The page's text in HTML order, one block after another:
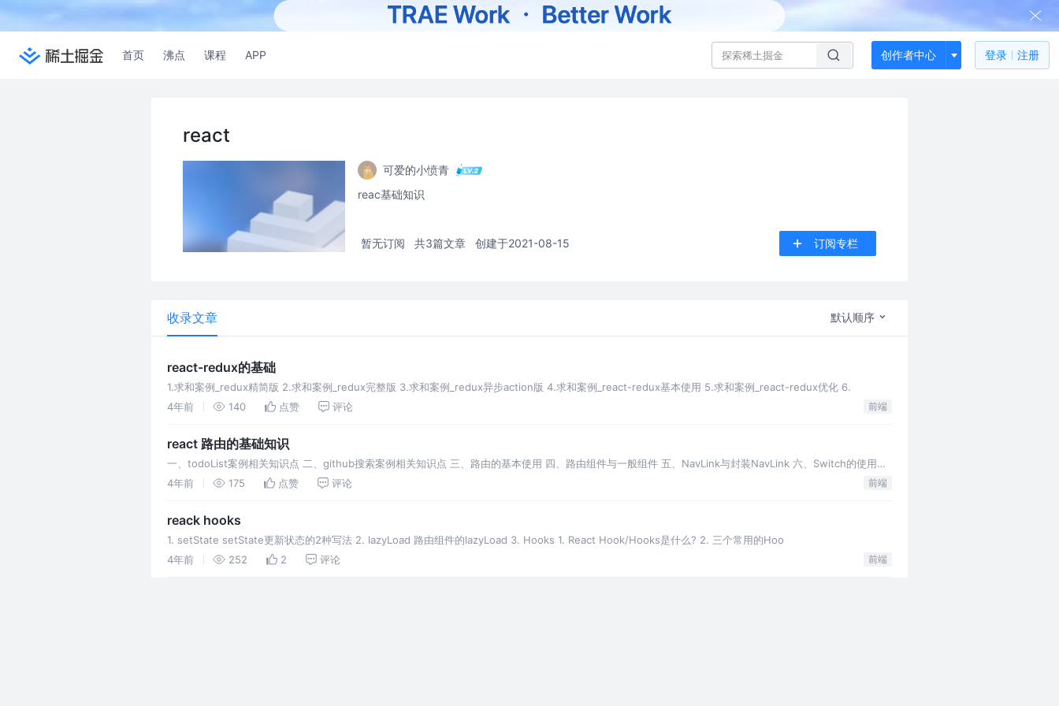
首页 沸点 课程 APP 创作者中心 登录 注册
react
可爱的小愤青
reac基础知识
暂无订阅 共3篇文章 创建于2021-08-15 订阅专栏
收录文章 默认顺序
react-redux的基础
1.求和案例_redux精简版 2.求和案例_redux完整版 3.求和案例_redux异步action版 4.求和案例_react-redux基本使用 5.求和案例_react-redux优化 6.
4年前
140 点赞 评论 前端
react 路由的基础知识
一、todoList案例相关知识点 二、github搜索案例相关知识点 三、路由的基本使用 四、路由组件与一般组件 五、NavLink与封装NavLink 六、Switch的使用
七、解决多级路径刷新
4年前 175 点赞 评论 前端
reack hooks
1. setState setState更新状态的2种写法 2. lazyLoad 路由组件的lazyLoad 3. Hooks 1. React Hook/Hooks是什么? 2. 三个常用的Hoo
4年前
252 2 评论 前端